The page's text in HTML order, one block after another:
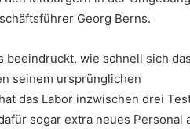
Georg Berns.
beeindruckt, wie schnell sich das
seinem ursprünglichen
das Labor inzwischen drei
sogar extra neues Personal